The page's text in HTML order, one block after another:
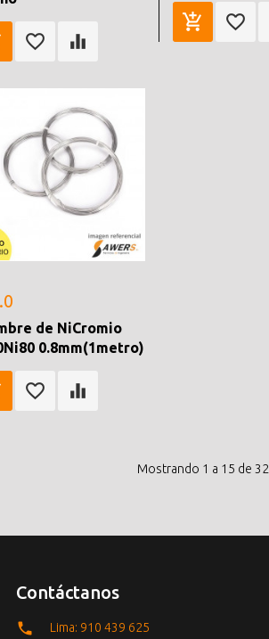
de NiCromio
0.8mm(1metro)
Mostrando 1 a 15 de
Contáctanos
Lima: 910 439 625